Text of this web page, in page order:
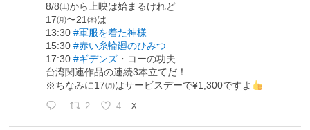
8/8㈯から上映は始まるけれど
17㈪〜21㈭は
13:30#軍服を着た神様
15:30#赤い糸輪廻のひみつ
17:30#ギデンズ ・コーの功夫
台湾関連作品の連続3本立てだ！
※ちなみに17㈪はサービスデーで¥1,300ですよ
2 4 X